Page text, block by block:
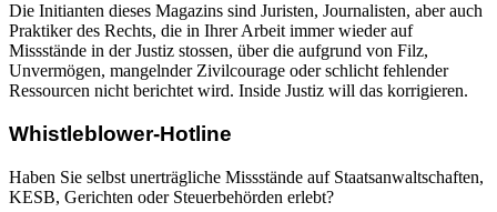
Die Initianten dieses Magazins sind Juristen, Journalisten, aber auch
Praktiker des Rechts, die in Ihrer Arbeit immer wieder auf
Missstände in der Justiz stossen, über die aufgrund von Filz,
Unvermögen, mangelnder Zivilcourage oder schlicht fehlender
Ressourcen nicht berichtet wird. Inside Justiz will das korrigieren.
Whistleblower-Hotline
Haben Sie selbst unerträgliche Missstände auf Staatsanwaltschaften,
KESB, Gerichten oder Steuerbehörden erlebt?